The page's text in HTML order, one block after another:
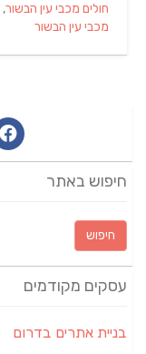
חולים מכבי עין הבשור,
מכבי עין הבשור
חיפוש באתר
חיפוש:
עסקים מקודמים
בניית אתרים בדרום